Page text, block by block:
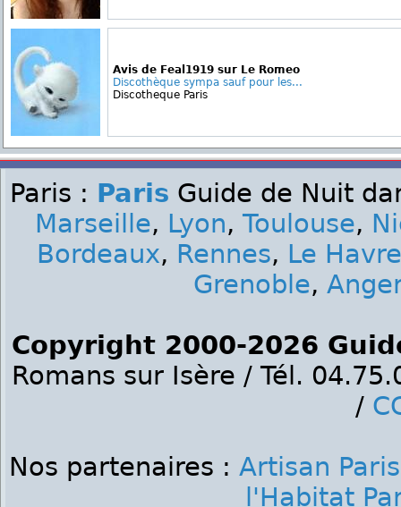
Avis de Feal1919 sur Le Romeo
Discothèque sympa sauf pour les...
Discotheque Paris
Paris : Paris Guide de Nuit
Marseille, Lyon, Toulouse,
Bordeaux, Rennes, Le Havre
Grenoble,
Copyright 2000-2026
Romans sur Isère / Tél.
/
Nos partenaires : Artisan Paris
l'Habitat